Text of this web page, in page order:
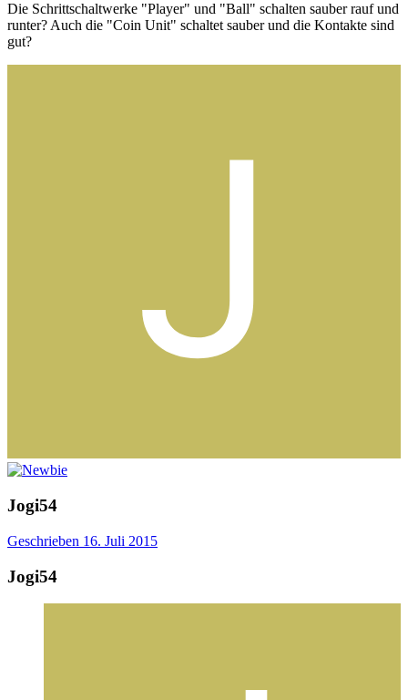
Die Schrittschaltwerke "Player" und "Ball" schalten sauber rauf und
runter? Auch die "Coin Unit" schaltet sauber und die Kontakte sind
gut?
Jogi54
Geschrieben 16. Juli 2015
Jogi54